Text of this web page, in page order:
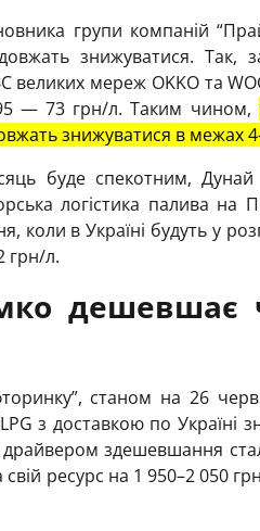
групи компаній
знижуватися. Так,
великих мереж OKKO та
— 73 грн/л. Таким чином,
знижуватися в межах
буде спекотним,
логістика палива на
коли в Україні будуть у
грн/л.
дешевшає
станом на 26
з доставкою по
здешевшання
свій ресурс на 1 950–2 050